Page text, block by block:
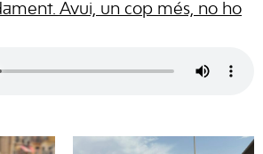
Avui, un cop més, no ho